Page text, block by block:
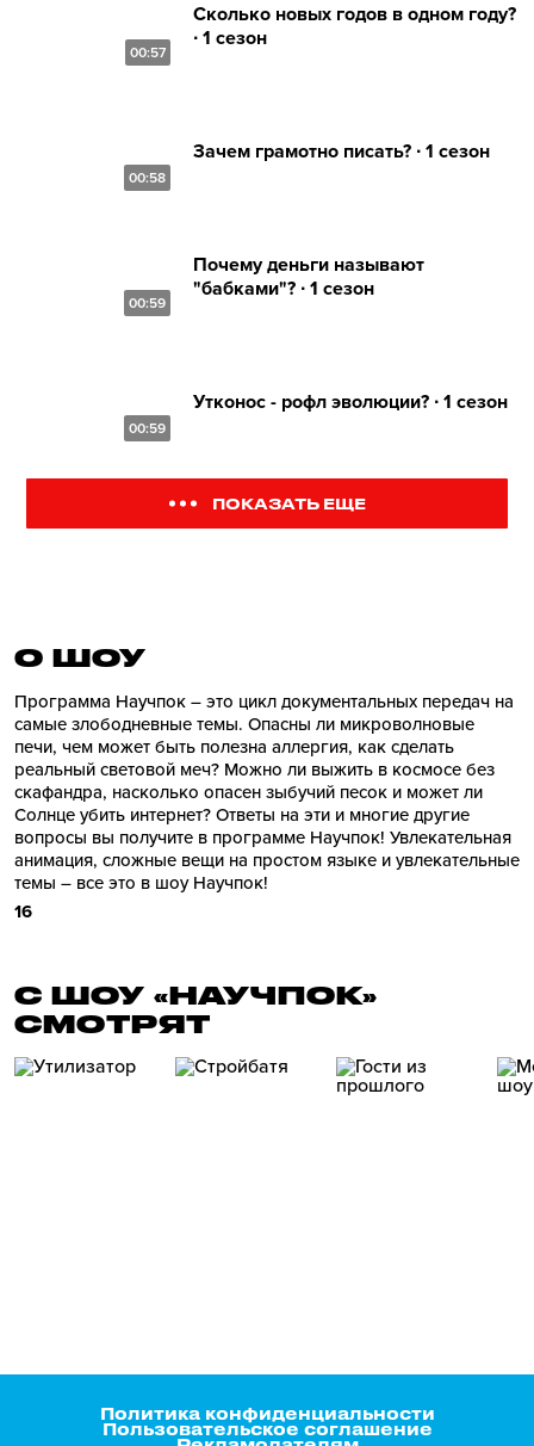
00:57
Сколько новых годов в одном году?
∙ 1 сезон
00:58
Зачем грамотно писать? ∙ 1 сезон
00:59
Почему деньги называют
"бабками"? ∙ 1 сезон
00:59
Утконос - рофл эволюции? ∙ 1 сезон
ПОКАЗАТЬ ЕЩЕ
О ШОУ
Программа Научпок – это цикл документальных передач на
самые злободневные темы. Опасны ли микроволновые
печи, чем может быть полезна аллергия, как сделать
реальный световой меч? Можно ли выжить в космосе без
скафандра, насколько опасен зыбучий песок и может ли
Солнце убить интернет? Ответы на эти и многие другие
вопросы вы получите в программе Научпок! Увлекательная
анимация, сложные вещи на простом языке и увлекательные
темы – все это в шоу Научпок!
16
С ШОУ «НАУЧПОК»
СМОТРЯТ
Политика конфиденциальности
Пользовательское соглашение